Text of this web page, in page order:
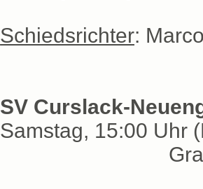
Schiedsrichter:
SV Curslack-
Samstag, 15:00 Uhr